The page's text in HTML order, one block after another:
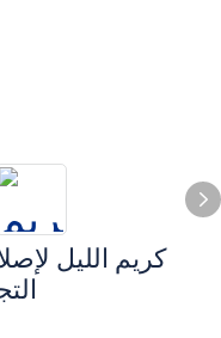
كريم الليل